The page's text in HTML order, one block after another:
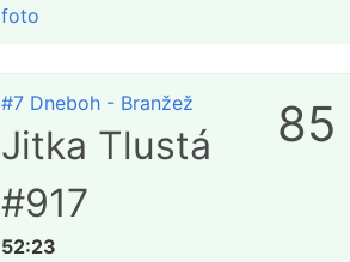
foto
#7 Dneboh - Branžež
Jitka Tlustá
#917
52:23
85